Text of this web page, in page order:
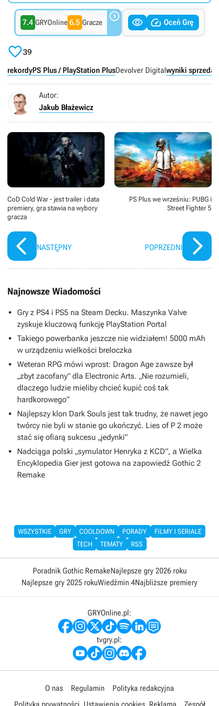
7.4 GRYOnline 6.5 Gracze    Oceń Grę
39
rekordyPS Plus / PlayStation PlusDevolver Digital wyniki
Autor:
Jakub Błażewicz
CoD Cold War - jest trailer i data
premiery, gra stawia na wybory
gracza
NASTĘPNY
PS Plus we wrześniu: PUBG i
Street Fighter 5
POPRZEDNI
Najnowsze Wiadomości
Gry z PS4 i PS5 na Steam Decku. Maszynka Valve
zyskuje kluczową funkcję PlayStation Portal
Takiego powerbanka jeszcze nie widziałem! 5000 mAh
w urządzeniu wielkości breloczka
Weteran RPG mówi wprost: Dragon Age zawsze był
„zbyt zacofany” dla Electronic Arts. „Nie rozumieli,
dlaczego ludzie mieliby chcieć kupić coś tak
hardkorowego”
Najlepszy klon Dark Souls jest tak trudny, że nawet jego
twórcy nie byli w stanie go ukończyć. Lies of P 2 może
stać się ofiarą sukcesu „jedynki”
Nadciąga polski „symulator Henryka z KCD”, a Wielka
Encyklopedia Gier jest gotowa na zapowiedź Gothic 2
Remake
WSZYSTKIE GRY COOLDOWN PORADY
FILMY I SERIALE
TECH
TEMATY RSS
Poradnik Gothic RemakeNajlepsze gry 2026 roku
Najlepsze gry 2025 rokuWiedźmin 4Najbliższe premiery
GRYOnline.pl:
tvgry.pl:
O nas Regulamin
Polityka redakcyjna
Polityka prywatności Ustawienia cookies Reklama Zespół